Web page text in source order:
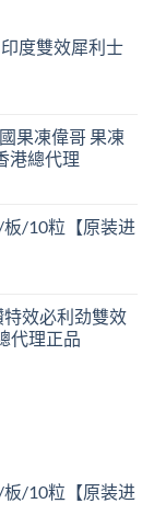
度雙效犀利士
果凍偉哥 果凍
港總代理
板/10粒【原装进
特效必利劲雙效
代理正品
板/10粒【原装进